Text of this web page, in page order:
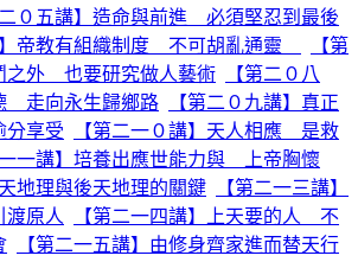
二０五講】造命與前進 必須堅忍到最後
】帝教有組織制度 不可胡亂通靈
【第
之外 也要研究做人藝術
【第二０八
走向永生歸鄉路
【第二０九講】真正
享受
【第二一０講】天人相應 是救
一一講】培養出應世能力與 上帝胸懷
地理與後天地理的關鍵
【第二一三講】
渡原人
【第二一四講】上天要的人 不
【第二一五講】由修身齊家進而替天行